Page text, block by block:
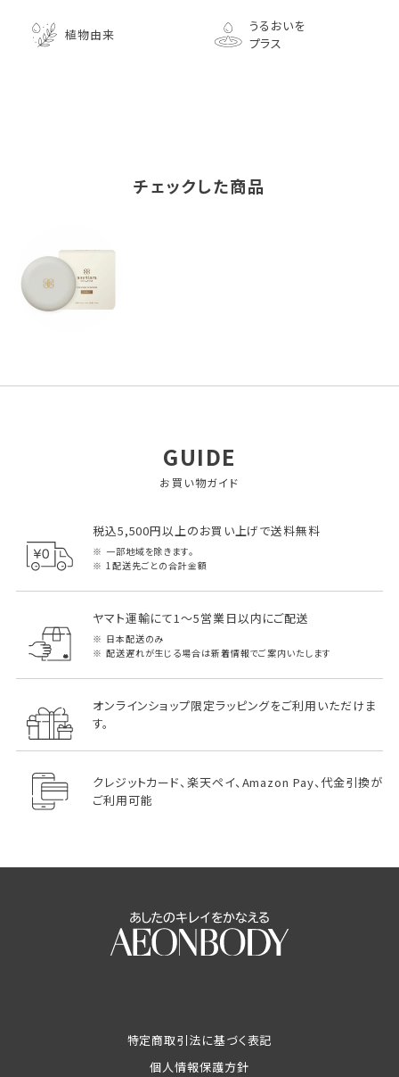
植物由来
うるおいを
プラス
チェックした商品
GUIDE
お買い物ガイド
税込5,500円以上のお買い上げで送料無料
一部地域を除きます。
1配送先ごとの合計金額
ヤマト運輸にて1～5営業日以内にご配送
日本配送のみ
配送遅れが生じる場合は新着情報でご案内いたします
オンラインショップ限定ラッピングをご利用いただけま
す。
クレジットカード、楽天ペイ、Amazon Pay、代金引換が
ご利用可能
特定商取引法に基づく表記
個人情報保護方針